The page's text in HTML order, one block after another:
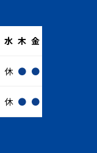
水 木 金
休 ● ●
休 ● ●